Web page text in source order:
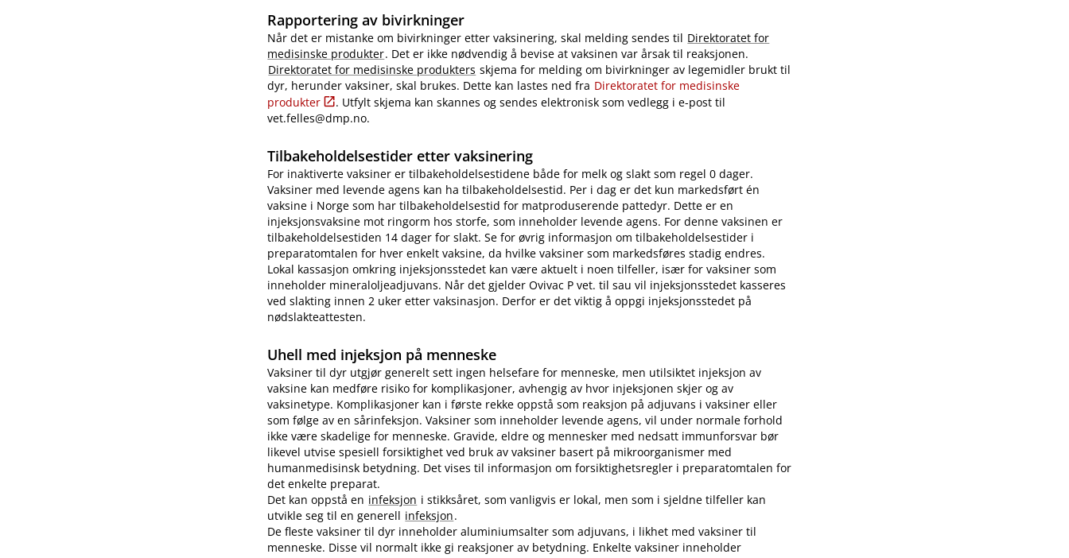
Rapportering av bivirkninger
Når det er mistanke om bivirkninger etter vaksinering, skal melding sendes til Direktoratet for
medisinske produkter. Det er ikke nødvendig å bevise at vaksinen var årsak til reaksjonen.
Direktoratet for medisinske produkters skjema for melding om bivirkninger av legemidler brukt til
dyr, herunder vaksiner, skal brukes. Dette kan lastes ned fra Direktoratet for medisinske
produkter
. Utfylt skjema kan skannes og sendes elektronisk som vedlegg i e-post til
vet.felles@dmp.no.
Tilbakeholdelsestider etter vaksinering
For inaktiverte vaksiner er tilbakeholdelsestidene både for melk og slakt som regel 0 dager.
Vaksiner med levende agens kan ha tilbakeholdelsestid. Per i dag er det kun markedsført én
vaksine i Norge som har tilbakeholdelsestid for matproduserende pattedyr. Dette er en
injeksjonsvaksine mot ringorm hos storfe, som inneholder levende agens. For denne vaksinen er
tilbakeholdelsestiden 14 dager for slakt. Se for øvrig informasjon om tilbakeholdelsestider i
preparatomtalen for hver enkelt vaksine, da hvilke vaksiner som markedsføres stadig endres.
Lokal kassasjon omkring injeksjonsstedet kan være aktuelt i noen tilfeller, især for vaksiner som
inneholder mineraloljeadjuvans. Når det gjelder Ovivac P vet. til sau vil injeksjonsstedet kasseres
ved slakting innen 2 uker etter vaksinasjon. Derfor er det viktig å oppgi injeksjonsstedet på
nødslakteattesten.
Uhell med injeksjon på menneske
Vaksiner til dyr utgjør generelt sett ingen helsefare for menneske, men utilsiktet injeksjon av
vaksine kan medføre risiko for komplikasjoner, avhengig av hvor injeksjonen skjer og av
vaksinetype. Komplikasjoner kan i første rekke oppstå som reaksjon på adjuvans i vaksiner eller
som følge av en sårinfeksjon. Vaksiner som inneholder levende agens, vil under normale forhold
ikke være skadelige for menneske. Gravide, eldre og mennesker med nedsatt immunforsvar bør
likevel utvise spesiell forsiktighet ved bruk av vaksiner basert på mikroorganismer med
humanmedisinsk betydning. Det vises til informasjon om forsiktighetsregler i preparatomtalen for
det enkelte preparat.
Det kan oppstå en infeksjon i stikksåret, som vanligvis er lokal, men som i sjeldne tilfeller kan
utvikle seg til en generell infeksjon.
De fleste vaksiner til dyr inneholder aluminiumsalter som adjuvans, i likhet med vaksiner til
menneske. Disse vil normalt ikke gi reaksjoner av betydning. Enkelte vaksiner inneholder